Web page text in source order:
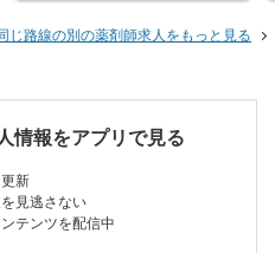
じ路線の別の薬剤師求人をもっと見る
情報をアプリで見る
新
見逃さない
テンツを配信中